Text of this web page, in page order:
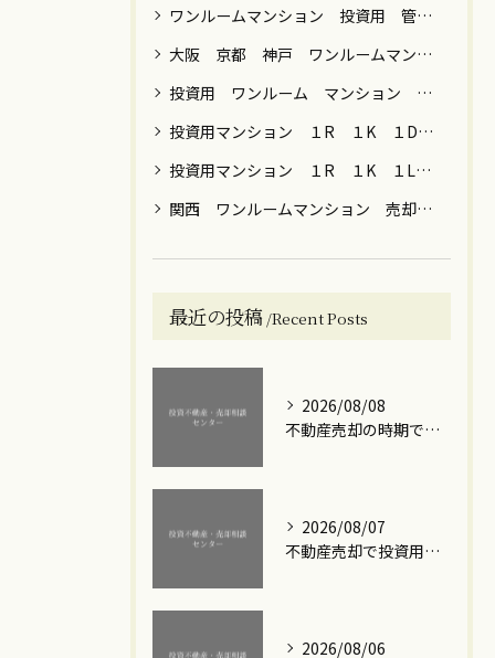
ワンルームマンション 投資用 管理 運用 売却 税金 関西 関東
大阪 京都 神戸 ワンルームマンション 売却
投資用 ワンルーム マンション 男性 女性 運用目的 売却 大阪 京都 神戸 東京 横浜 川崎 名古屋 福岡
投資用マンション １R １K １DK ファミリー 売却 大阪 京都 神戸 東京 神奈川 名古屋 福岡
投資用マンション １R １K １LDK 節税 年金 保険 女性向け 売却 贈与 大阪 京都 神戸 東京都内 川崎 横浜
関西 ワンルームマンション 売却 築年数 ローン
最近の投稿 Recent Posts
2026/08/08
不動産売却の時期で損しないための賢い選び方と成功のコツ
2026/08/07
不動産売却で投資用ワンルームマンションの利益を最大化する実践的な手順と注意点
2026/08/06